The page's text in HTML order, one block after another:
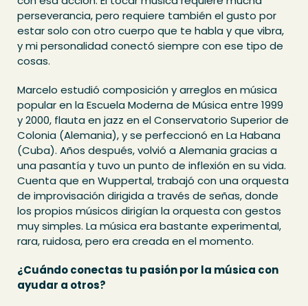
perseverancia, pero requiere también el gusto por
estar solo con otro cuerpo que te habla y que vibra,
y mi personalidad conectó siempre con ese tipo de
cosas.
Marcelo estudió composición y arreglos en música
popular en la Escuela Moderna de Música entre 1999
y 2000, flauta en jazz en el Conservatorio Superior de
Colonia (Alemania), y se perfeccionó en La Habana
(Cuba). Años después, volvió a Alemania gracias a
una pasantía y tuvo un punto de inflexión en su vida.
Cuenta que en Wuppertal, trabajó con una orquesta
de improvisación dirigida a través de señas, donde
los propios músicos dirigían la orquesta con gestos
muy simples. La música era bastante experimental,
rara, ruidosa, pero era creada en el momento.
¿Cuándo conectas tu pasión por la música con
ayudar a otros?